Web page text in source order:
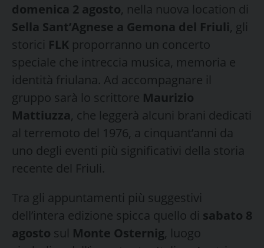
domenica 2 agosto, nella nuova location di
Sella Sant’Agnese a Gemona del Friuli, gli
storici FLK proporranno un concerto
speciale che intreccia musica, memoria e
identità friulana. Ad accompagnare il
gruppo sarà lo scrittore Maurizio
Mattiuzza, che leggerà alcuni brani dedicati
al terremoto del 1976, a cinquant’anni da
uno degli eventi più significativi della storia
recente del Friuli.
Tra gli appuntamenti più suggestivi
dell’intera edizione spicca quello di sabato 8
agosto sul Monte Osternig, luogo